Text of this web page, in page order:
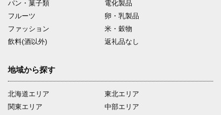
パン・菓子類
電化製品
フルーツ
卵・乳製品
ファッション
米・穀物
飲料(酒以外)
返礼品なし
地域から探す
北海道エリア
関東エリア
東北エリア
中部エリア